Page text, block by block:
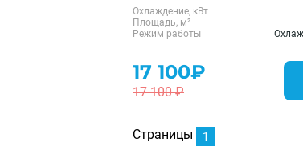
Охлаждение, кВт
Площадь, м²
Режим работы
17 100₽
17 100 ₽
Страницы 1